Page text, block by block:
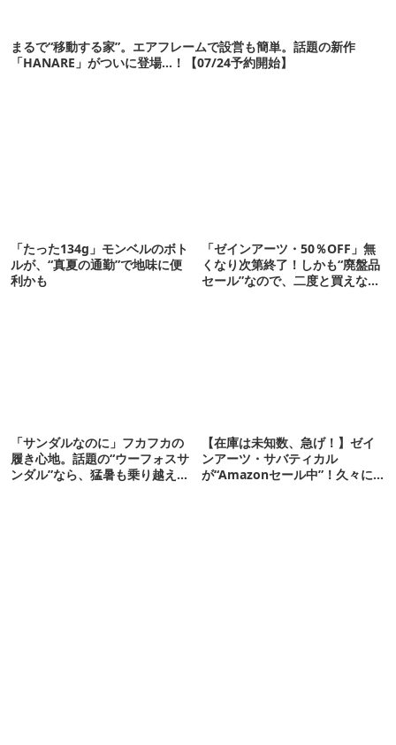
まるで“移動する家”。エアフレームで設営も簡単。話題の新作
「HANARE」がついに登場…！【07/24予約開始】
「たった134g」モンベルのボト
ルが、“真夏の通勤”で地味に便
利かも
「ゼインアーツ・50％OFF」無
くなり次第終了！しかも“廃盤品
セール”なので、二度と買えない
「サンダルなのに」フカフカの
履き心地。話題の“ウーフォスサ
ンダル”なら、猛暑も乗り越えら
【在庫は未知数、急げ！】ゼイ
ンアーツ・サバティカル
が“Amazonセール中”！久々に